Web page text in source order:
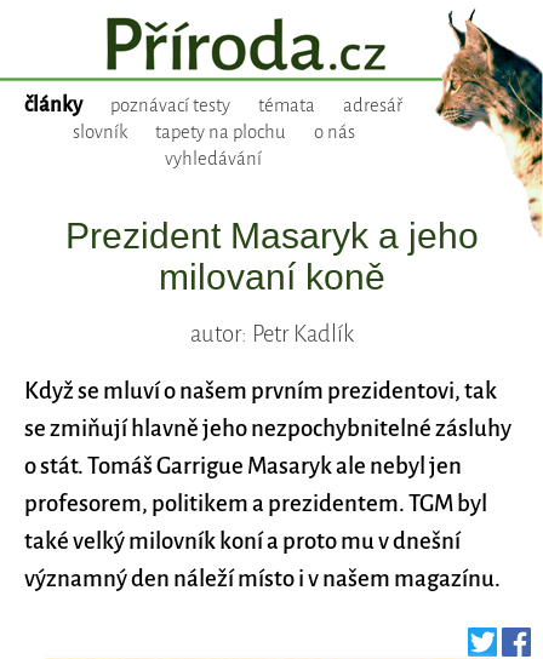
články poznávací testy témata
adresář
slovník
tapety na plochu
o nás
vyhledávání
Prezident Masaryk a jeho
milovaní koně
autor: Petr Kadlík
Když se mluví o našem prvním prezidentovi, tak
se zmiňují hlavně jeho nezpochybnitelné zásluhy
o stát. Tomáš Garrigue Masaryk ale nebyl jen
profesorem, politikem a prezidentem. TGM byl
také velký milovník koní a proto mu v dnešní
významný den náleží místo i v našem magazínu.